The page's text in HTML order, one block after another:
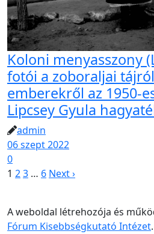
Koloni menyasszony
fotói a zoboraljai
emberekről az 1950-
Lipcsey Gyula
admin
06 szept 2022
0
1 23 … 6 Next ›
A weboldal létrehozója és
Fórum Kisebbségkutató Intézet.